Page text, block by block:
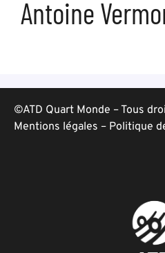
Antoine
©ATD Quart Monde – Tous
Mentions légales – Politique